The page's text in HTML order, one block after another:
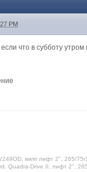
PM
что в субботу утром
мкпп лифт 2", 265/
Quadra-Drive II, лифт 2",